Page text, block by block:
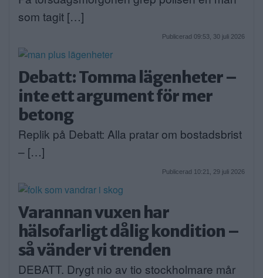
som tagit […]
Publicerad 09:53, 30 juli 2026
Debatt: Tomma lägenheter –
inte ett argument för mer
betong
Replik på Debatt: Alla pratar om bostadsbrist
– […]
Publicerad 10:21, 29 juli 2026
Varannan vuxen har
hälsofarligt dålig kondition –
så vänder vi trenden
DEBATT. Drygt nio av tio stockholmare mår